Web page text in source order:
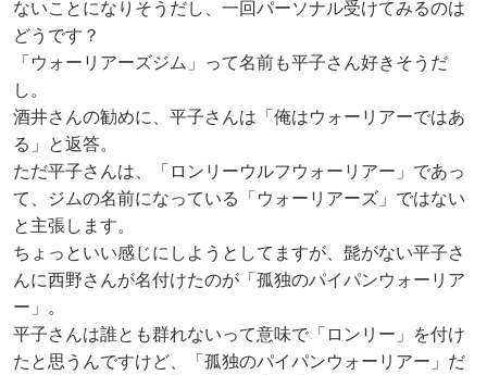
ないことになりそうだし、一回パーソナル受けてみるのは
どうです？
「ウォーリアーズジム」って名前も平子さん好きそうだ
し。
酒井さんの勧めに、平子さんは「俺はウォーリアーではあ
る」と返答。
ただ平子さんは、「ロンリーウルフウォーリアー」であっ
て、ジムの名前になっている「ウォーリアーズ」ではない
と主張します。
ちょっといい感じにしようとしてますが、髭がない平子さ
んに西野さんが名付けたのが「孤独のパイパンウォーリア
ー」。
平子さんは誰とも群れないって意味で「ロンリー」を付け
たと思うんですけど、「孤独のパイパンウォーリアー」だ